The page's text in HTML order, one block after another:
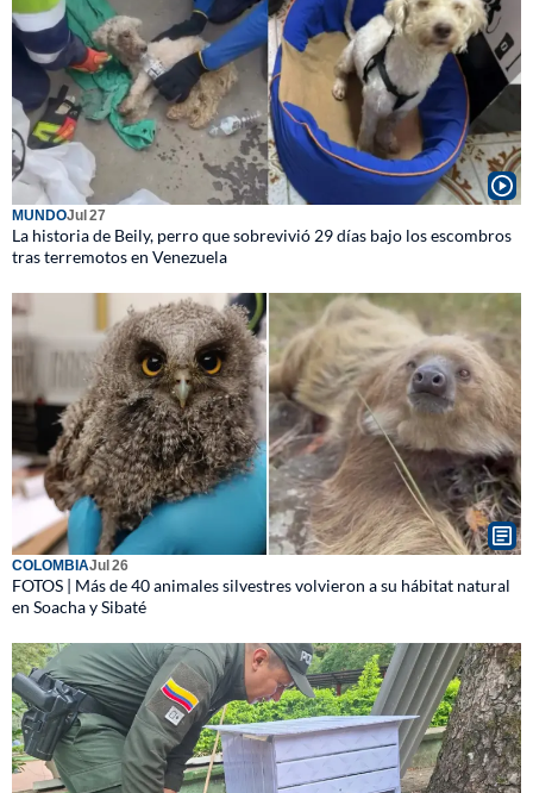
MUNDOJul 27
La historia de Beily, perro que sobrevivió 29 días bajo los escombros
tras terremotos en Venezuela
COLOMBIAJul 26
FOTOS | Más de 40 animales silvestres volvieron a su hábitat natural
en Soacha y Sibaté